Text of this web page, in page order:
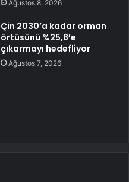
Ağustos 8, 2026
Çin 2030’a kadar orman
örtüsünü %25,8’e
çıkarmayı hedefliyor
Ağustos 7, 2026